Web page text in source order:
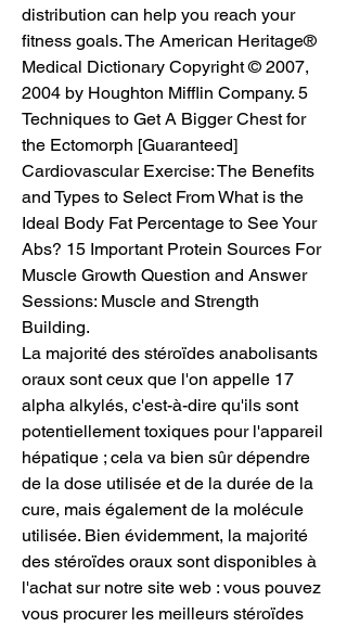
distribution can help you reach your
fitness goals. The American Heritage®
Medical Dictionary Copyright © 2007,
2004 by Houghton Mifflin Company. 5
Techniques to Get A Bigger Chest for
the Ectomorph [Guaranteed]
Cardiovascular Exercise: The Benefits
and Types to Select From What is the
Ideal Body Fat Percentage to See Your
Abs? 15 Important Protein Sources For
Muscle Growth Question and Answer
Sessions: Muscle and Strength
Building.
La majorité des stéroïdes anabolisants
oraux sont ceux que l'on appelle 17
alpha alkylés, c'est-à-dire qu'ils sont
potentiellement toxiques pour l'appareil
hépatique ; cela va bien sûr dépendre
de la dose utilisée et de la durée de la
cure, mais également de la molécule
utilisée. Bien évidemment, la majorité
des stéroïdes oraux sont disponibles à
l'achat sur notre site web : vous pouvez
vous procurer les meilleurs stéroïdes